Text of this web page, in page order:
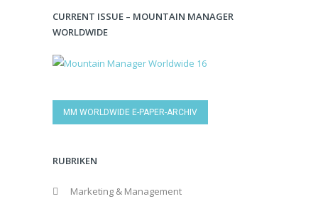
CURRENT ISSUE – MOUNTAIN MANAGER
WORLDWIDE
MM WORLDWIDE E-PAPER-ARCHIV
RUBRIKEN
Marketing & Management